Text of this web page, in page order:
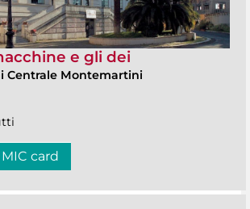
e gli dei
Centrale Montemartini
card